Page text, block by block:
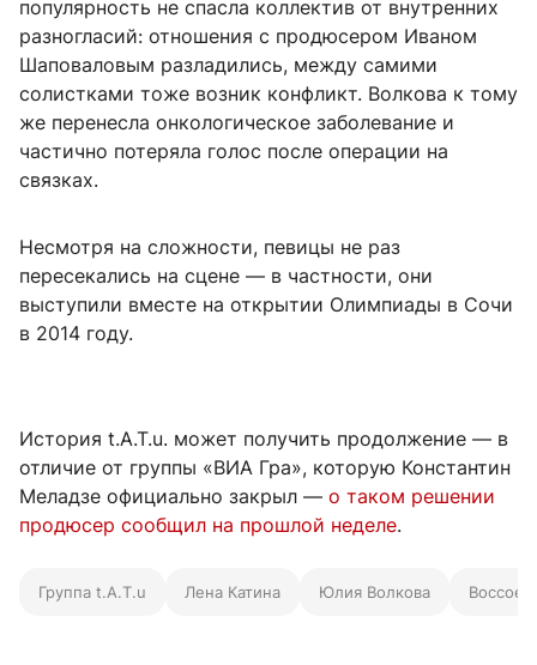
популярность не спасла коллектив от внутренних
разногласий: отношения с продюсером Иваном
Шаповаловым разладились, между самими
солистками тоже возник конфликт. Волкова к тому
же перенесла онкологическое заболевание и
частично потеряла голос после операции на
связках.
Несмотря на сложности, певицы не раз
пересекались на сцене — в частности, они
выступили вместе на открытии Олимпиады в Сочи
в 2014 году.
История t.A.T.u. может получить продолжение — в
отличие от группы «ВИА Гра», которую Константин
Меладзе официально закрыл — о таком решении
продюсер сообщил на прошлой неделе.
Группа t.A.T.u Лена Катина Юлия Волкова